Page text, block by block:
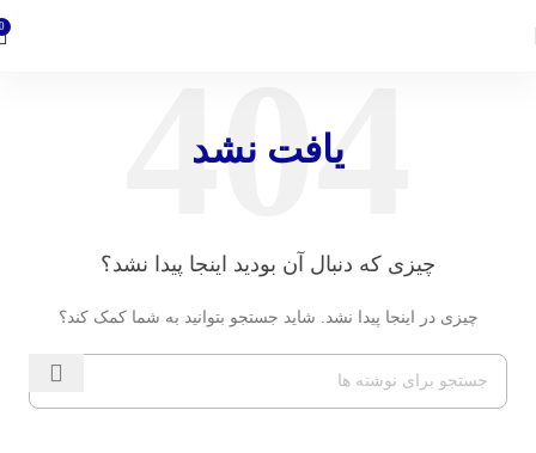
یافت نشد
چیزی که دنبال آن بودید اینجا پیدا نشد؟
چیزی در اینجا پیدا نشد. شاید جستجو بتوانید به شما کمک کند؟